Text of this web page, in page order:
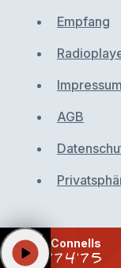
Empfang
Impressum
AGB
Connells
'74'75
play_arrow